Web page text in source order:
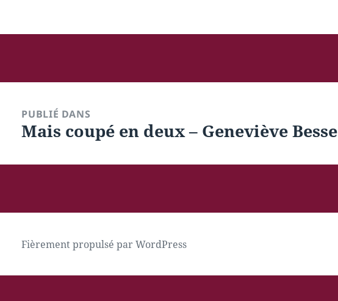
PUBLIÉ DANS
Mais coupé en deux – Geneviève Besse
Fièrement propulsé par WordPress